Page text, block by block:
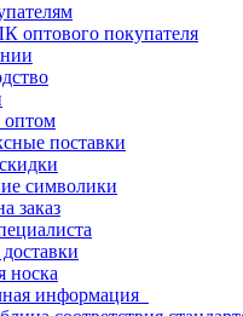
оптового покупателя
оптом
поставки
символики
заказ
носка
информация